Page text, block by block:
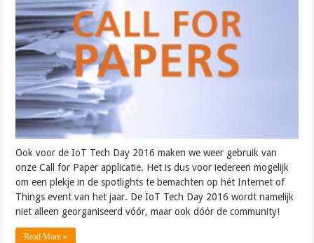
Ook voor de IoT Tech Day 2016 maken we weer gebruik van
onze Call for Paper applicatie. Het is dus voor iedereen mogelijk
om een plekje in de spotlights te bemachten op hét Internet of
Things event van het jaar. De IoT Tech Day 2016 wordt namelijk
niet alleen georganiseerd vóór, maar ook dóór de community!
Read More »